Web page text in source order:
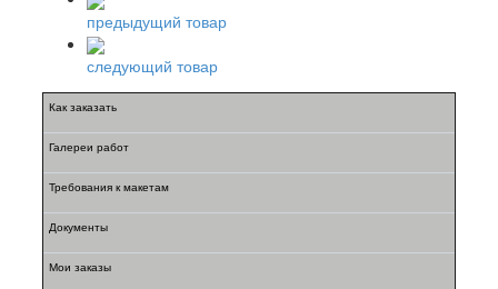
предыдущий товар
следующий товар
Как заказать
Галереи работ
Требования к макетам
Документы
Мои заказы